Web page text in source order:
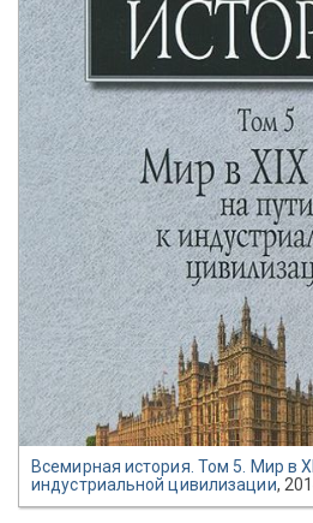
Всемирная история. Том 5. Мир в
индустриальной цивилизации,